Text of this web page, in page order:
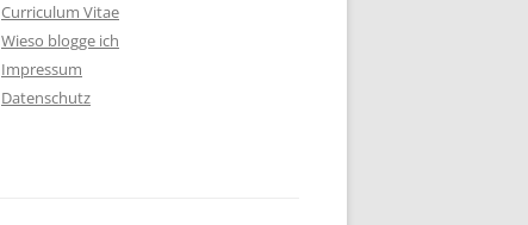
Curriculum Vitae
Wieso blogge ich
Impressum
Datenschutz